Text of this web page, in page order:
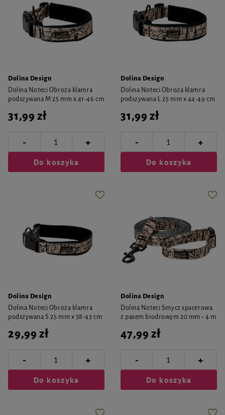
Dolina Design
Dolina Noteci Obroża klamra
podszywana M 25 mm x 41-46 cm
31,99 zł
- +
Do koszyka
Dolina Design
Dolina Noteci Obroża klamra
podszywana L 25 mm x 44-49 cm
31,99 zł
- +
Do koszyka
Dolina Design
Dolina Noteci Obroża klamra
podszywana S 25 mm x 38-43 cm
29,99 zł
- +
Do koszyka
Dolina Design
Dolina Noteci Smycz spacerowa
z pasem biodrowym 20 mm - 4 m
47,99 zł
- +
Do koszyka